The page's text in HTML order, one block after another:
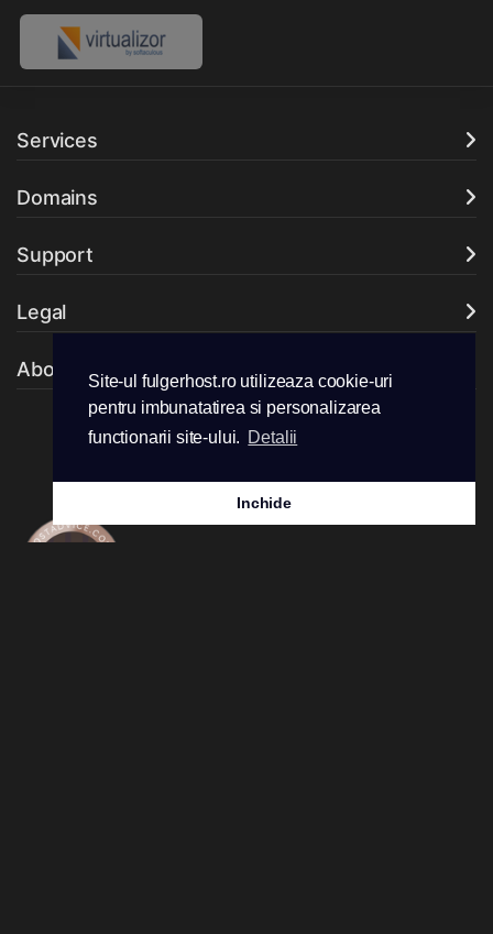
Site-ul fulgerhost.ro utilizeaza cookie-uri
pentru imbunatatirea si personalizarea
functionarii site-ului. Detalii
Inchide
Services
Domains
Support
Legal
About Company
Premii Fulgerhost 2026: